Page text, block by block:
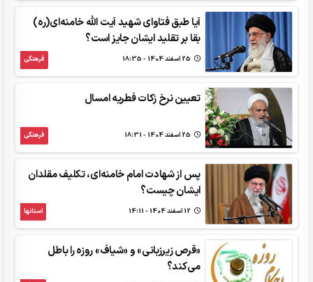
آیا طبق فتاوای شهید آیت الله خامنه‌ای(ره)
بقا بر تقلید ایشان جایز است؟
فرهنگی
تعیین نرخ زکات فطریه امسال
فرهنگی
پس از شهادت امام خامنه‌ای، تکلیف مقلدان
ایشان چیست؟
استانها
«قرص زیرزبانی» و «شیاف» روزه را باطل
می‌کند؟